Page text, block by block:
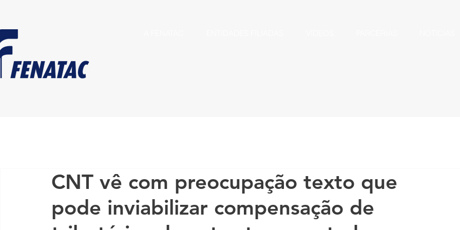
CNT vê com preocupação texto que
pode inviabilizar compensação de